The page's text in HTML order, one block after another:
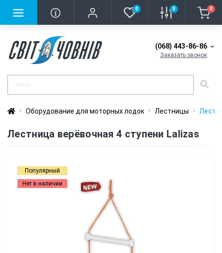
0 0 0
(068) 443-86-86
Заказать звонок
Оборудование для моторных лодок Лестницы
Лестница верёвочная 4 ступени Lalizas
Популярный
Нет в наличии